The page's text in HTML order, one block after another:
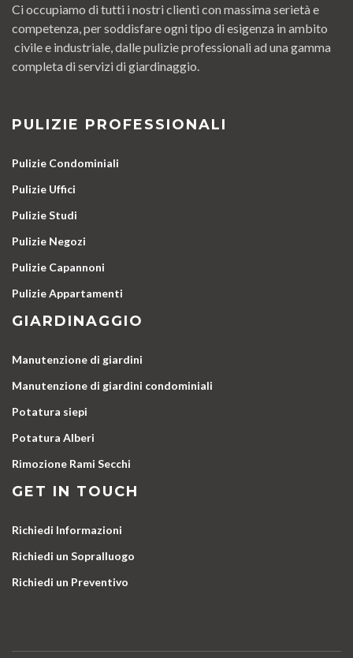
Ci occupiamo di tutti i nostri clienti con massima serietà e
competenza, per soddisfare ogni tipo di esigenza in ambito
civile e industriale, dalle pulizie professionali ad una gamma
completa di servizi di giardinaggio.
PULIZIE PROFESSIONALI
Pulizie Condominiali
Pulizie Uffici
Pulizie Studi
Pulizie Negozi
Pulizie Capannoni
Pulizie Appartamenti
GIARDINAGGIO
Manutenzione di giardini
Manutenzione di giardini condominiali
Potatura siepi
Potatura Alberi
Rimozione Rami Secchi
GET IN TOUCH
Richiedi Informazioni
Richiedi un Sopralluogo
Richiedi un Preventivo